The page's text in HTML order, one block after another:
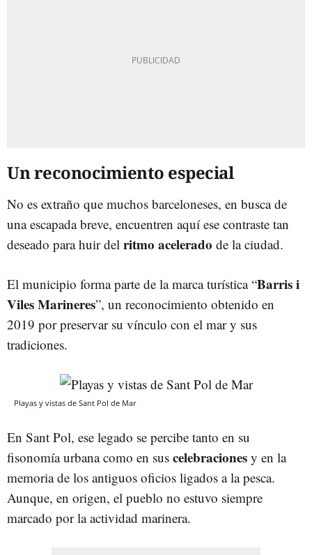
Un reconocimiento especial
No es extraño que muchos barceloneses, en busca de
una escapada breve, encuentren aquí ese contraste tan
deseado para huir del ritmo acelerado de la ciudad.
El municipio forma parte de la marca turística “Barris i
Viles Marineres”, un reconocimiento obtenido en
2019 por preservar su vínculo con el mar y sus
tradiciones.
Playas y vistas de Sant Pol de Mar
En Sant Pol, ese legado se percibe tanto en su
fisonomía urbana como en sus celebraciones y en la
memoria de los antiguos oficios ligados a la pesca.
Aunque, en origen, el pueblo no estuvo siempre
marcado por la actividad marinera.